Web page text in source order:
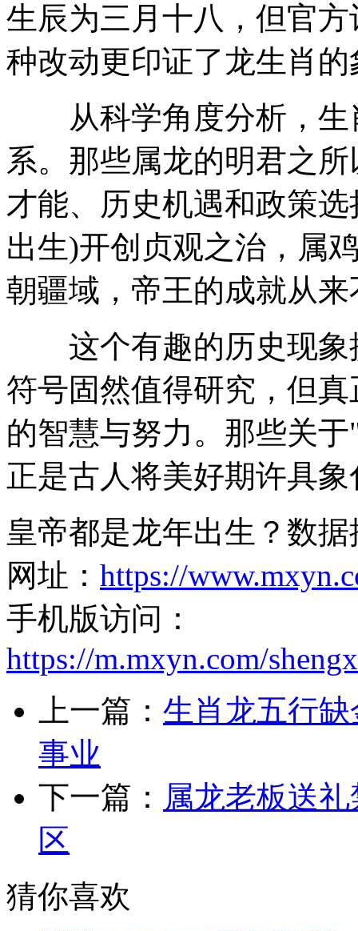
生辰为三月十八，但官
种改动更印证了龙生肖
从科学角度分析，生
系。那些属龙的明君之
才能、历史机遇和政策
出生)开创贞观之治，属
朝疆域，帝王的成就从
这个有趣的历史现象
符号固然值得研究，但
的智慧与努力。那些关
正是古人将美好期许具
皇帝都是龙年出生？数
网址： https://
手机版访问：
https://m.mxyn.com/
上一篇： 生肖龙五行
事业
下一篇： 属龙老板送
区
猜你喜欢